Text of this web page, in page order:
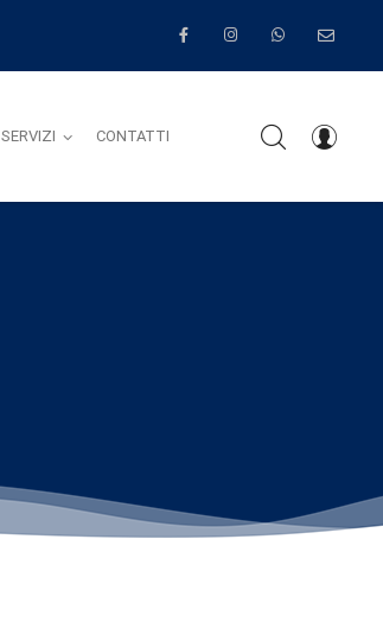
SERVIZI CONTATTI